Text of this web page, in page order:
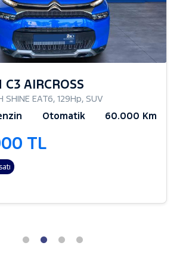
C3 AIRCROSS
SHINE EAT6, 129Hp, SUV
Otomatik 60.000 Km
TL